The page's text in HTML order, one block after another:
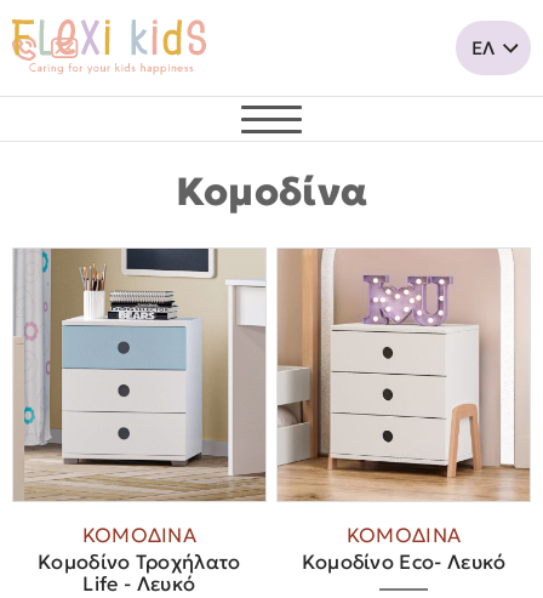
Κομοδίνα
ΚΟΜΟΔΙΝΑ
Κομοδίνο Τροχήλατο
Life - Λευκό
ΚΟΜΟΔΙΝΑ
Κομοδίνο Eco- Λευκό